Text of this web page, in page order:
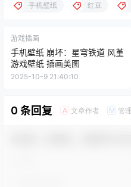
手机壁纸 红豆
游戏插画
手机壁纸 崩坏：星穹铁道 风堇
游戏壁纸 插画美图
2025-10-9 21:40:10
0 条回复 A 文章作者 M 管